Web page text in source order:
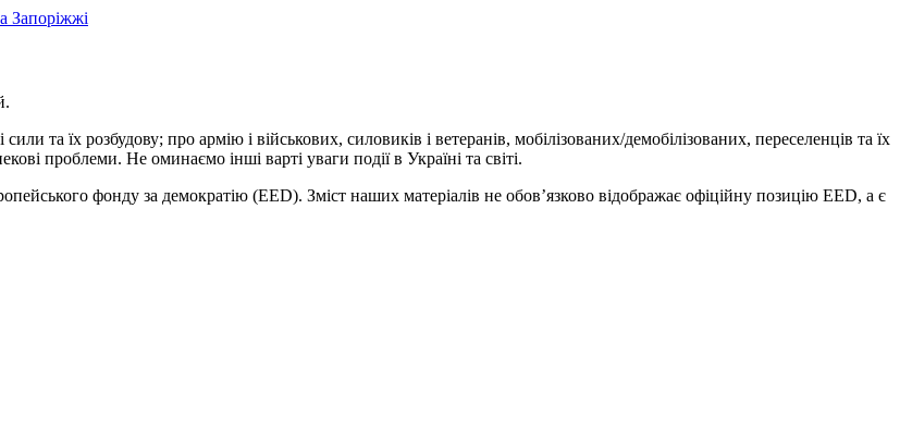
Запоріжжі
та їх розбудову; про армію і військових, силовиків і ветеранів, мобілізованих/демобілізованих, переселенців та їх
проблеми. Не оминаємо інші варті уваги події в Україні та світі.
фонду за демократію (EED). Зміст наших матеріалів не обов’язково відображає офіційну позицію EED, а є